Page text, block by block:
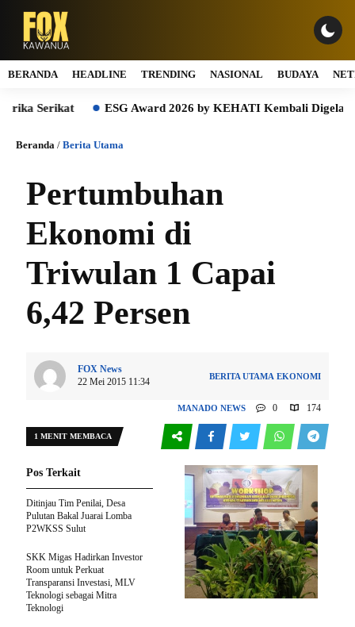
BERANDA HEADLINE TRENDING NASIONAL BUDAYA
ESG Award 2026 by KEHATI Kembali Digelar,
Beranda / Berita Utama
Pertumbuhan
Ekonomi di
Triwulan 1 Capai
6,42 Persen
FOX News
22 Mei 2015 11:34
BERITA UTAMA EKONOMI
MANADO NEWS 0 174
1 MENIT MEMBACA
Pos Terkait
Ditinjau Tim Penilai, Desa
Pulutan Bakal Juarai Lomba
P2WKSS Sulut
SKK Migas Hadirkan Investor
Room untuk Perkuat
Transparansi Investasi, MLV
Teknologi sebagai Mitra
Teknologi